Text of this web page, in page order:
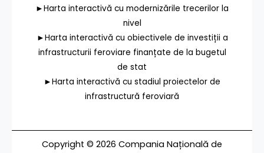
►Harta interactivă cu modernizările trecerilor la
nivel
►Harta interactivă cu obiectivele de investiții a
infrastructurii feroviare finanțate de la bugetul
de stat
►Harta interactivă cu stadiul proiectelor de
infrastructură feroviară
Copyright © 2026 Compania Națională de